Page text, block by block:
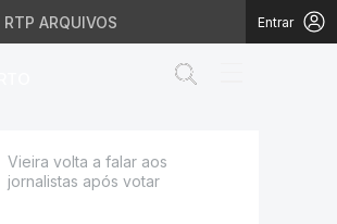
RTP ARQUIVOS Entrar
Vieira volta a falar aos
jornalistas após votar